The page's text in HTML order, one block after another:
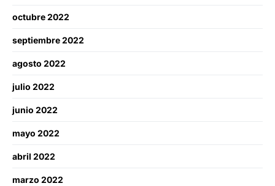
octubre 2022
septiembre 2022
agosto 2022
julio 2022
junio 2022
mayo 2022
abril 2022
marzo 2022